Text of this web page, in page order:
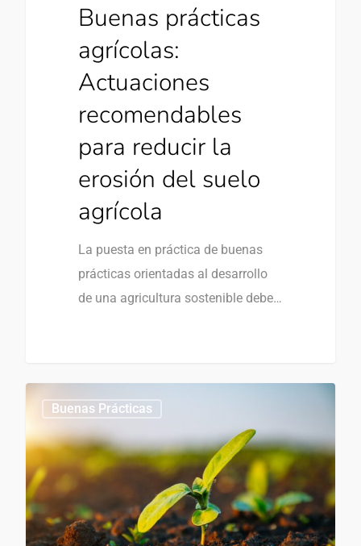
Buenas prácticas
agrícolas:
Actuaciones
recomendables
para reducir la
erosión del suelo
agrícola
La puesta en práctica de buenas
prácticas orientadas al desarrollo
de una agricultura sostenible debe…
Buenas Prácticas
0